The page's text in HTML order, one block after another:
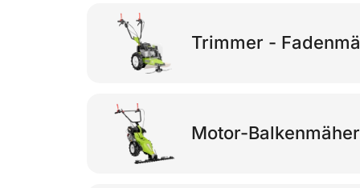
Trimmer -
Motor-Balkenmäher